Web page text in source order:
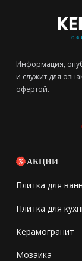
Информация,
и служит для
офертой.
АКЦИИ
Плитка для
Плитка для
Керамогранит
Мозаика